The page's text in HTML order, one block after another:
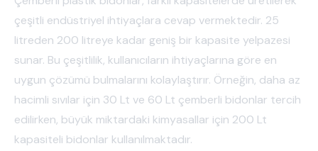
çeşitli endüstriyel ihtiyaçlara cevap vermektedir. 25
litreden 200 litreye kadar geniş bir kapasite yelpazesi
sunar. Bu çeşitlilik, kullanıcıların ihtiyaçlarına göre en
uygun çözümü bulmalarını kolaylaştırır. Örneğin, daha az
hacimli sıvılar için 30 Lt ve 60 Lt çemberli bidonlar tercih
edilirken, büyük miktardaki kimyasallar için 200 Lt
kapasiteli bidonlar kullanılmaktadır.